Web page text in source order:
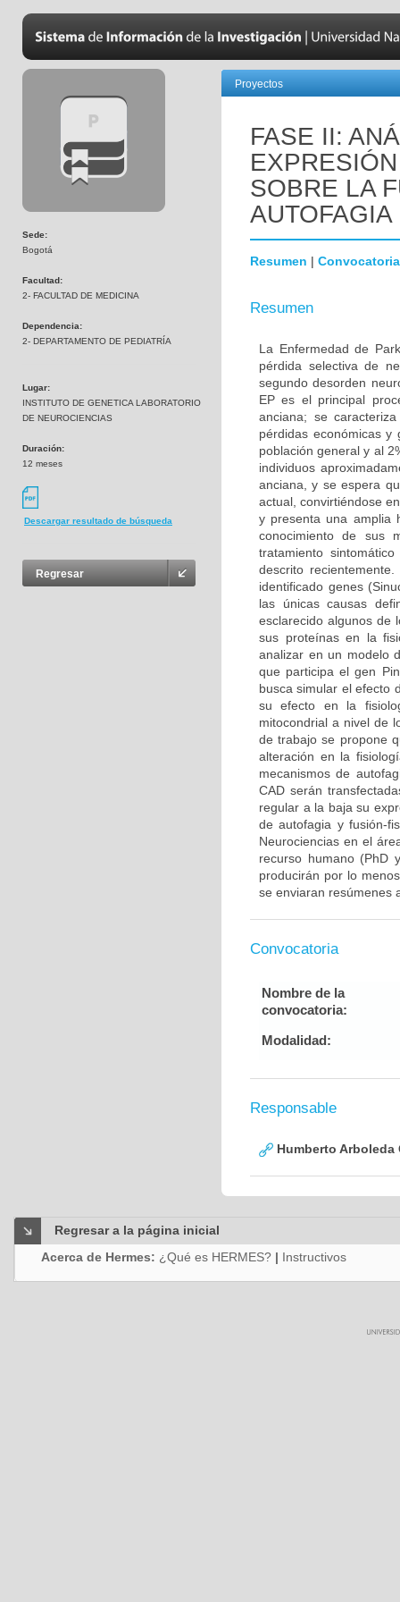
Sede:
Bogotá
Facultad:
2- FACULTAD DE MEDICINA
Dependencia:
2- DEPARTAMENTO DE PEDIATRÍA
Lugar:
INSTITUTO DE GENETICA LABORATORIO
DE NEUROCIENCIAS
Duración:
12 meses
Descargar resultado de búsqueda
Regresar
Proyectos
FASE II:
SOBRE LA
Resumen | Convocatoria
Resumen
La Enfermedad de
pérdida selectiva de
segundo desorden
EP es el principal
anciana; se
pérdidas económicas y
población general y al
individuos
anciana, y se espera
actual, convirtiéndose
y presenta una amplia
conocimiento de sus
tratamiento
descrito
identificado genes
las únicas causas
esclarecido algunos de
sus proteínas en la
analizar en un modelo
que participa el gen
busca simular el efecto
su efecto en la
mitocondrial a nivel de
de trabajo se propone
alteración en la
mecanismos de
CAD serán
regular a la baja su
de autofagia y fusión-
Neurociencias en el
recurso humano (PhD
producirán por lo
se enviaran resúmenes
Convocatoria
Nombre de la
convocatoria:
Modalidad:
Responsable
Humberto Arboleda
Regresar a la página inicial
Acerca de Hermes: ¿Qué es HERMES? | Instructivos